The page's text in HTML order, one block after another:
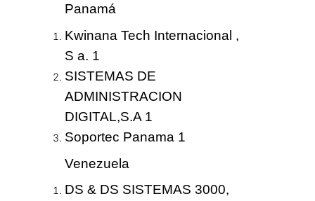
Panamá
Kwinana Tech Internacional ,
S a. 1
SISTEMAS DE
ADMINISTRACION
DIGITAL,S.A 1
Soportec Panama 1
Venezuela
DS & DS SISTEMAS 3000,